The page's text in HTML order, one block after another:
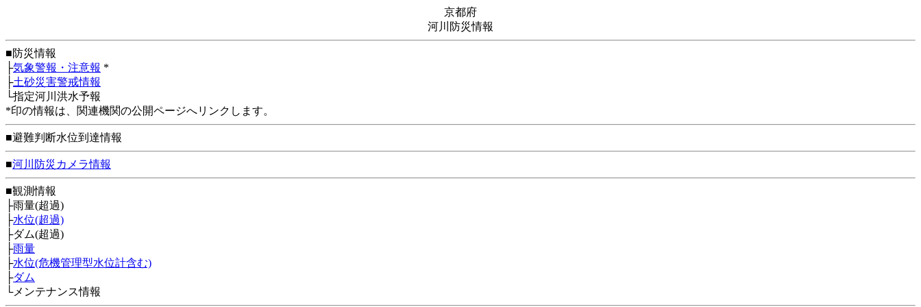
京都府
河川防災情報
■防災情報
├気象警報・注意報 *
├土砂災害警戒情報
└指定河川洪水予報
*印の情報は、関連機関の公開ページへリンクします。
■避難判断水位到達情報
■河川防災カメラ情報
■観測情報
├雨量(超過)
├水位(超過)
├ダム(超過)
├雨量
├水位(危機管理型水位計含む)
├ダム
└メンテナンス情報